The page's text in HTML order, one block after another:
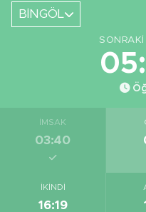
BİNGÖL
İMSAK
03:40
İKINDI
16:19